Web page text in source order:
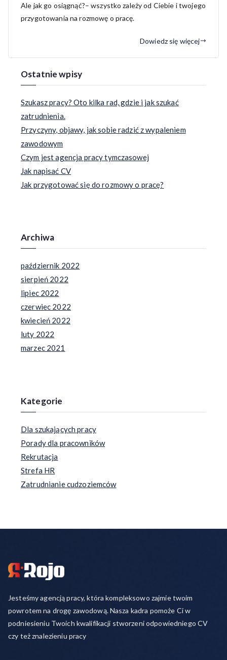
Ale jak go osiągnąć?– wszystko zależy od Ciebie i twojego
przygotowania na rozmowę o pracę.
Dowiedz się więcej
Ostatnie wpisy
Szukasz pracy? Oto kilka rad, gdzie i jak szukać
zatrudnienia.
Przyczyny, objawy, jak sobie radzić z wypaleniem
zawodowym
Czym jest agencja pracy tymczasowej
Jak napisać CV
Jak przygotować się do rozmowy o pracę?
Archiwa
październik 2022
sierpień 2022
lipiec 2022
czerwiec 2022
kwiecień 2022
luty 2022
marzec 2021
Kategorie
Dla szukających pracy
Porady dla pracowników
Rekrutacja
Strefa HR
Zatrudnianie cudzoziemców
Jesteśmy agencją pracy, która kompleksowo zajmie twoim
powrotem na drogę zawodową. Nasza kadra pomoże Ci w
podniesieniu Twoich kwalifikacji stworzeni odpowiedniego CV
czy też znalezieniu pracy